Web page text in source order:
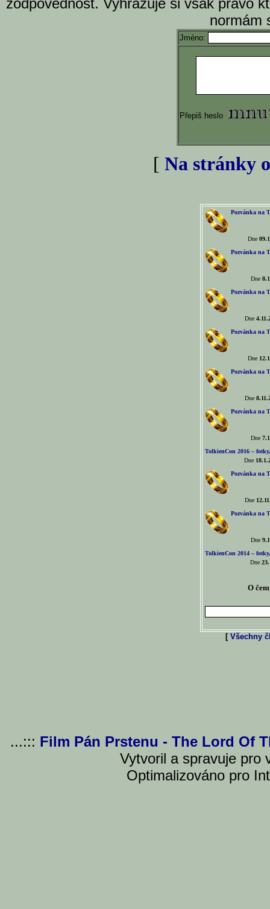
zodpovědnost. Vyhrazuje si však právo
normám
Jméno:
Přepiš heslo
[ Na stránky
Pozvánka na
Dne
Pozvánka na
Dne
Pozvánka na
Dne
Pozvánka na
Dne
Pozvánka na
Dne
Pozvánka na
Dne
TolkienCon 2016 –
Dne
Pozvánka na
Dne
Pozvánka na
Dne
TolkienCon 2014 –
Dne
O
[ Všechny
...::: Film Pán Prstenu - The Lord Of
Vytvoril a spravuje pro
Optimalizováno pro